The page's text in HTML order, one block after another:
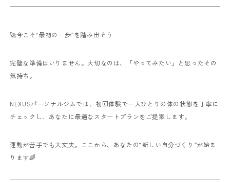
🚀今こそ“最初の一歩”を踏み出そう
完璧な準備はいりません。大切なのは、「やってみたい」と思ったその
気持ち。
NEXUSパーソナルジムでは、初回体験で一人ひとりの体の状態を丁寧に
チェックし、あなたに最適なスタートプランをご提案します。
運動が苦手でも大丈夫。ここから、あなたの“新しい自分づくり”が始ま
ります🌈